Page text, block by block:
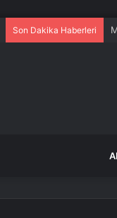
Son Dakika Haberleri